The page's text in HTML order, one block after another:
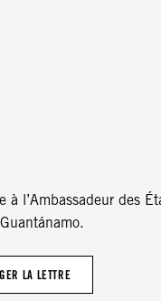
à l’Ambassadeur des
LA LETTRE